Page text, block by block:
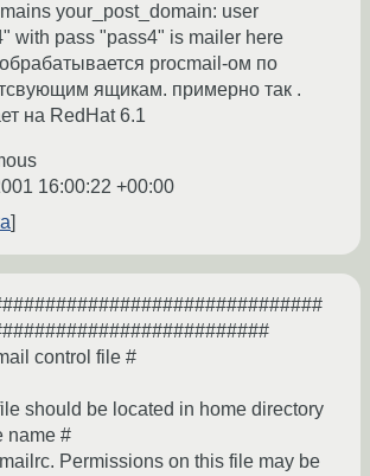
your_post_domain: user
with pass "pass4" is mailer here
procmail-ом по
ящикам. примерно так .
на RedHat 6.1
16:00:22 +00:00
control file #
should be located in home directory
name #
Permissions on this file may be